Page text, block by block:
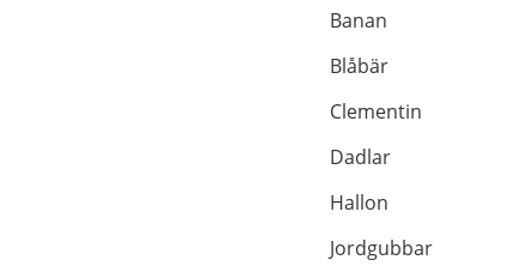
Banan
Blåbär
Clementin
Dadlar
Hallon
Jordgubbar